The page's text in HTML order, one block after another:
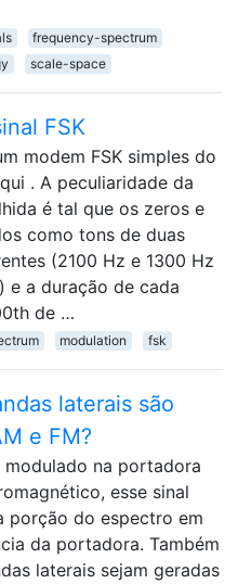
frequency-spectrum
scale-space
FSK
modem FSK simples do
. A peculiaridade da
é tal que os zeros e
como tons de duas
(2100 Hz e 1300 Hz
e a duração de cada
de …
modulation fsk
laterais são
e FM?
modulado na portadora
esse sinal
porção do espectro em
da portadora. Também
laterais sejam geradas